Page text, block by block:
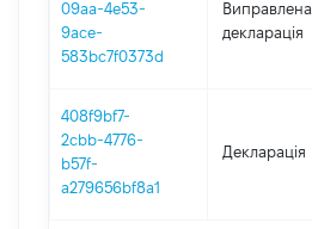
09aa-4e53-
9ace-
583bc7f0373d
Виправлена
декларація
408f9bf7-
2cbb-4776-
b57f-
a279656bf8a1
Декларація